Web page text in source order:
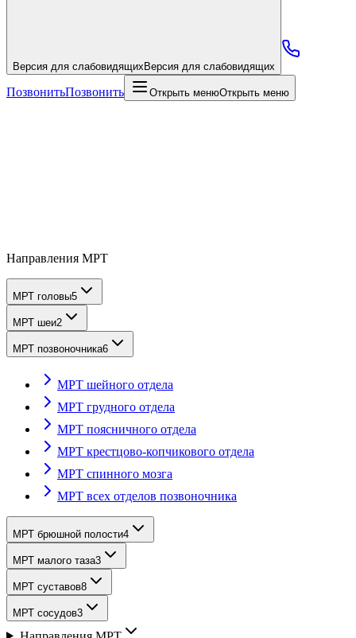
Версия для слабовидящих Версия для слабовидящих
ПозвонитьПозвонить Открыть менюОткрыть меню
Направления МРТ
МРТ головы5
МРТ шеи2
МРТ позвоночника6
МРТ шейного отдела
МРТ грудного отдела
МРТ поясничного отдела
МРТ крестцово-копчикового отдела
МРТ спинного мозга
МРТ всех отделов позвоночника
МРТ брюшной полости4
МРТ малого таза3
МРТ суставов8
МРТ сосудов3